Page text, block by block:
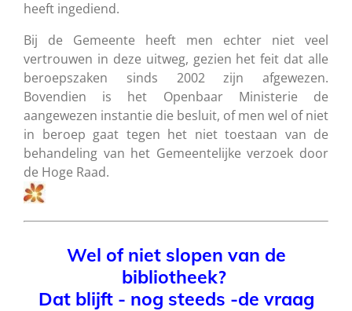
heeft ingediend.
Bij de Gemeente heeft men echter niet veel
vertrouwen in deze uitweg, gezien het feit dat alle
beroepszaken sinds 2002 zijn afgewezen.
Bovendien is het Openbaar Ministerie de
aangewezen instantie die besluit, of men wel of niet
in beroep gaat tegen het niet toestaan van de
behandeling van het Gemeentelijke verzoek door
de Hoge Raad.
Wel of niet slopen van de
bibliotheek?
Dat blijft - nog steeds -de vraag